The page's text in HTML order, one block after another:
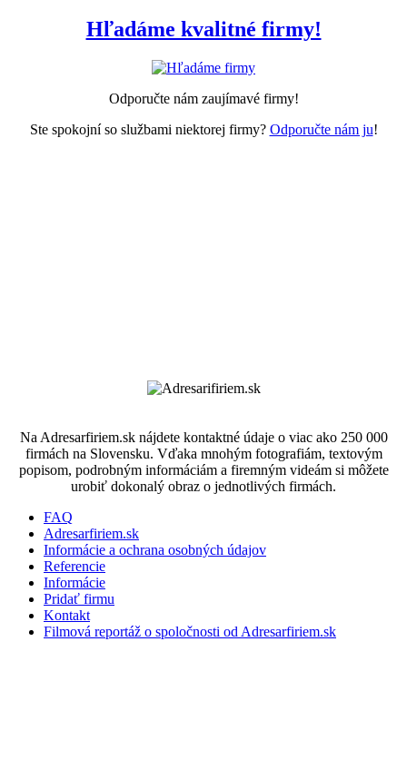
Hľadáme kvalitné firmy!
Odporučte nám zaujímavé firmy!
Ste spokojní so službami niektorej firmy? Odporučte nám ju!
Na Adresarfiriem.sk nájdete kontaktné údaje o viac ako 250 000
firmách na Slovensku. Vďaka mnohým fotografiám, textovým
popisom, podrobným informáciám a firemným videám si môžete
urobiť dokonalý obraz o jednotlivých firmách.
FAQ
Adresarfiriem.sk
Informácie a ochrana osobných údajov
Referencie
Informácie
Pridať firmu
Kontakt
Filmová reportáž o spoločnosti od Adresarfiriem.sk